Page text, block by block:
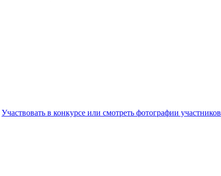
Участвовать в конкурсе или смотреть фотографии участников